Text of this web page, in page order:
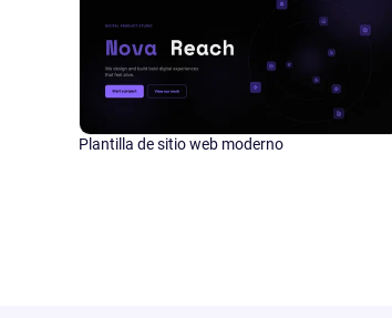
Plantilla de sitio web moderno